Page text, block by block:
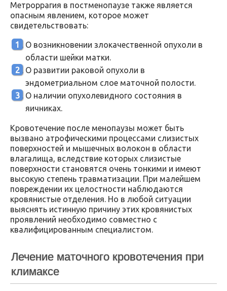
Метроррагия в постменопаузе также является
опасным явлением, которое может
свидетельствовать:
О возникновении злокачественной опухоли в
области шейки матки.
О развитии раковой опухоли в
эндометриальном слое маточной полости.
О наличии опухолевидного состояния в
яичниках.
Кровотечение после менопаузы может быть
вызвано атрофическими процессами слизистых
поверхностей и мышечных волокон в области
влагалища, вследствие которых слизистые
поверхности становятся очень тонкими и имеют
высокую степень травматизации. При малейшем
повреждении их целостности наблюдаются
кровянистые отделения. Но в любой ситуации
выяснять истинную причину этих кровянистых
проявлений необходимо совместно с
квалифицированным специалистом.
Лечение маточного кровотечения при
климаксе